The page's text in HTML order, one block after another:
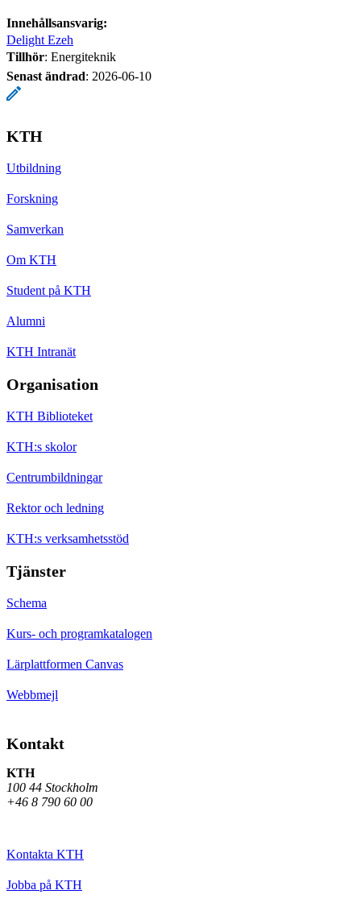
Innehållsansvarig:
Delight Ezeh
Tillhör: Energiteknik
Senast ändrad: 2026-06-10
KTH
Utbildning
Forskning
Samverkan
Om KTH
Student på KTH
Alumni
KTH Intranät
Organisation
KTH Biblioteket
KTH:s skolor
Centrumbildningar
Rektor och ledning
KTH:s verksamhetsstöd
Tjänster
Schema
Kurs- och programkatalogen
Lärplattformen Canvas
Webbmejl
Kontakt
KTH
100 44 Stockholm
+46 8 790 60 00
Kontakta KTH
Jobba på KTH